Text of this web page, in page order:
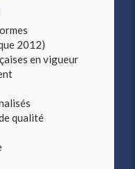
2012)
en vigueur
qualité